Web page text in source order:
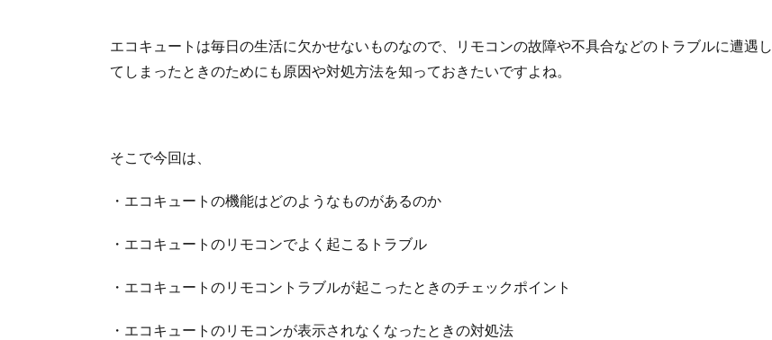
エコキュートは毎日の生活に欠かせないものなので、リモコンの故障や不具合などのトラブルに遭遇し
てしまったときのためにも原因や対処方法を知っておきたいですよね。
そこで今回は、
・エコキュートの機能はどのようなものがあるのか
・エコキュートのリモコンでよく起こるトラブル
・エコキュートのリモコントラブルが起こったときのチェックポイント
・エコキュートのリモコンが表示されなくなったときの対処法